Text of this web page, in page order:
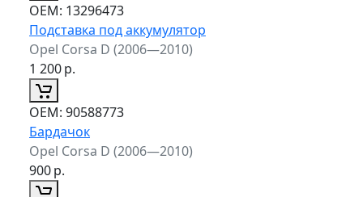
ОЕМ: 13296473
Подставка под аккумулятор
Opel Corsa D (2006—2010)
1 200р.
ОЕМ: 90588773
Бардачок
Opel Corsa D (2006—2010)
900р.